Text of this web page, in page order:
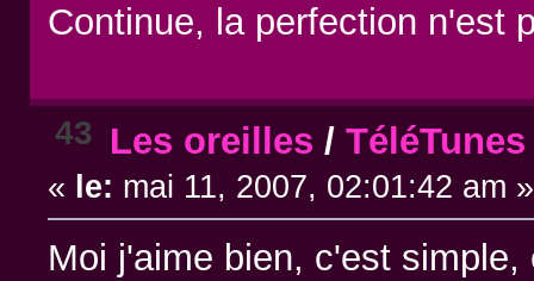
Continue, la perfection n'est
43 Les oreilles /
« le: mai 11, 2007, 02:01:42 am »
Moi j'aime bien, c'est